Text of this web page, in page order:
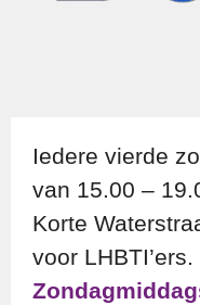
Iedere vierde
van 15.00 –
Korte
voor